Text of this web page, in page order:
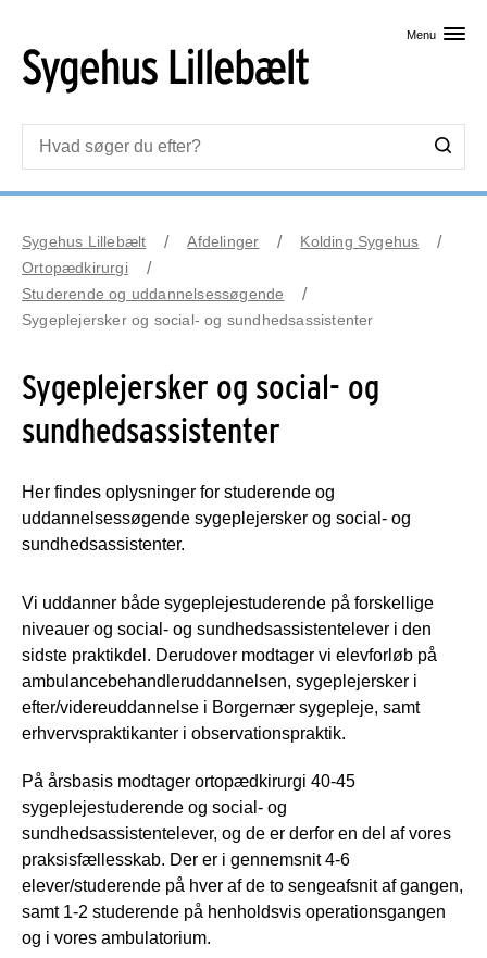
Menu
Sygehus Lillebælt Afdelinger
Kolding Sygehus
Ortopædkirurgi
Studerende og uddannelsessøgende
Sygeplejersker og social- og sundhedsassistenter
Sygeplejersker og social- og
sundhedsassistenter
Her findes oplysninger for studerende og
uddannelsessøgende sygeplejersker og social- og
sundhedsassistenter.
Vi uddanner både sygeplejestuderende på forskellige
niveauer og social- og sundhedsassistentelever i den
sidste praktikdel. Derudover modtager vi elevforløb på
ambulancebehandleruddannelsen, sygeplejersker i
efter/videreuddannelse i Borgernær sygepleje, samt
erhvervspraktikanter i observationspraktik.
På årsbasis modtager ortopædkirurgi 40-45
sygeplejestuderende og social- og
sundhedsassistentelever, og de er derfor en del af vores
praksisfællesskab. Der er i gennemsnit 4-6
elever/studerende på hver af de to sengeafsnit af gangen,
samt 1-2 studerende på henholdsvis operationsgangen
og i vores ambulatorium.